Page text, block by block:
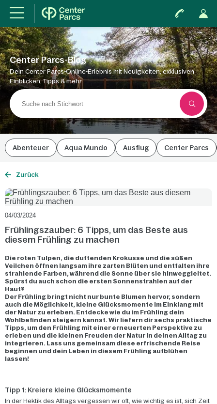
Center Parcs-Blog
Dein Center Parcs-Online-Erlebnis mit Neuigkeiten, exklusiven
Einblicken, Tipps & mehr
Abenteuer Aqua Mundo Ausflug Center Parcs
Zurück
04/03/2024
Frühlingszauber: 6 Tipps, um das Beste aus
diesem Frühling zu machen
Die roten Tulpen, die duftenden Krokusse und die süßen
Veilchen öffnen langsam ihre zarten Blüten und entfalten ihre
strahlende Farben, während die Sonne über sie hinweggleitet.
Spürst du auch schon die ersten Sonnenstrahlen auf der
Haut?
Der Frühling bringt nicht nur bunte Blumen hervor, sondern
auch die Möglichkeit, kleine Glücksmomente im Einklang mit
der Natur zu erleben. Entdecke wie du im Frühling dein
Wohlbefinden steigern kannst. Wir liefern dir sechs praktische
Tipps, um den Frühling mit einer erneuerten Perspektive zu
erleben und die kleinen Freuden der Natur in deinen Alltag zu
integrieren. Lass uns gemeinsam diese erfrischende Reise
beginnen und dein Leben in diesem Frühling aufblühen
lassen!
Tipp 1: Kreiere kleine Glücksmomente
In der Hektik des Alltags vergessen wir oft, wie wichtig es ist, sich Zeit